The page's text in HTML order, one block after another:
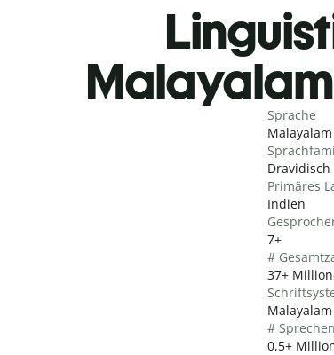
Sprache
Malayalam
Dravidisch
Primäres
Indien
7+
#
37+
Malayalam
#
0,5+